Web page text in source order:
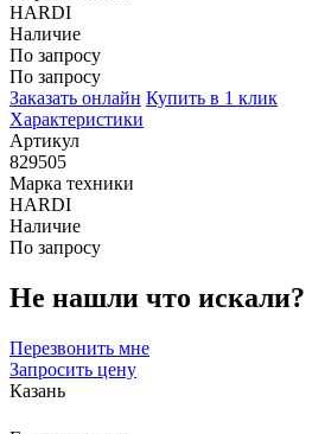
HARDI
Наличие
По запросу
По запросу
Заказать онлайн Купить в 1 клик
Характеристики
Артикул
829505
Марка техники
HARDI
Наличие
По запросу
Не нашли что искали?
Перезвонить мне
Запросить цену
Казань